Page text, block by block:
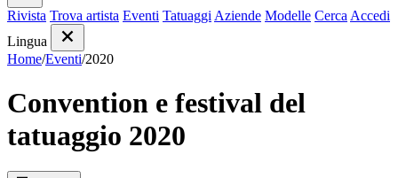
Rivista Trova artista Eventi Tatuaggi Aziende Modelle Cerca Accedi
Lingua
Home/Eventi/2020
Convention e festival del
tatuaggio 2020